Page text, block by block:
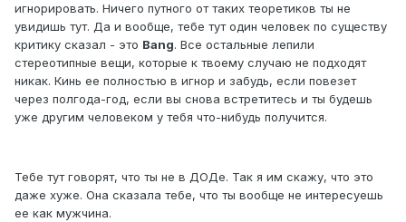
игнорировать. Ничего путного от таких теоретиков ты не
увидишь тут. Да и вообще, тебе тут один человек по существу
критику сказал - это Bang. Все остальные лепили
стереотипные вещи, которые к твоему случаю не подходят
никак. Кинь ее полностью в игнор и забудь, если повезет
через полгода-год, если вы снова встретитесь и ты будешь
уже другим человеком у тебя что-нибудь получится.
Тебе тут говорят, что ты не в ДОДе. Так я им скажу, что это
даже хуже. Она сказала тебе, что ты вообще не интересуешь
ее как мужчина.